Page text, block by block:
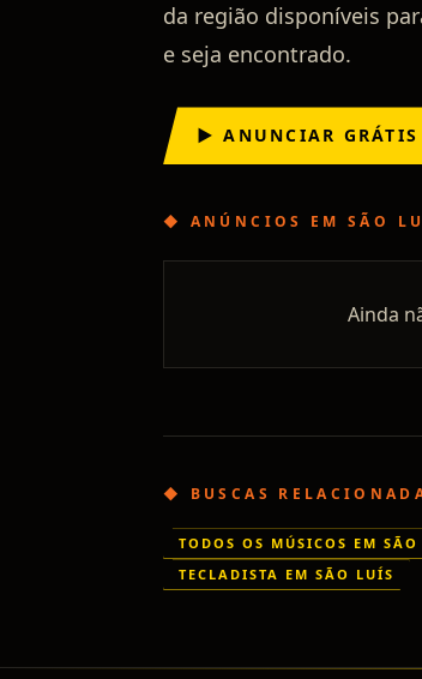
da região disponíveis
e seja encontrado.
▶ ANUNCIAR GRÁTIS
◆ ANÚNCIOS EMSÃO
Ainda
◆ BUSCAS
TODOS OS MÚSICOS EM SÃO
TECLADISTA EM SÃO LUÍS